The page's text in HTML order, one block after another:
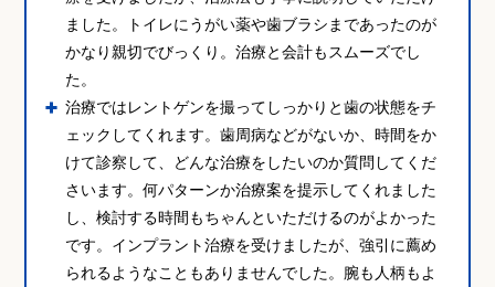
ました。トイレにうがい薬や歯ブラシまであったのが
かなり親切でびっくり。治療と会計もスムーズでし
た。
治療ではレントゲンを撮ってしっかりと歯の状態をチ
ェックしてくれます。歯周病などがないか、時間をか
けて診察して、どんな治療をしたいのか質問してくだ
さいます。何パターンか治療案を提示してくれました
し、検討する時間もちゃんといただけるのがよかった
です。インプラント治療を受けましたが、強引に薦め
られるようなこともありませんでした。腕も人柄もよ